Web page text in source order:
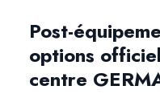
Post-
options
centre